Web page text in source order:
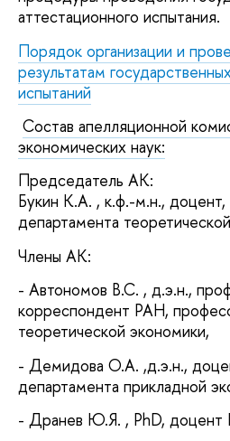
аттестационного испытания.
Порядок организации и
результатам
испытаний
Состав апелляционной
экономических наук:
Председатель АК:
Букин К.А. , к.ф.-м.н.,
департамента
Члены АК:
- Автономов В.С. , д.э.н.,
корреспондент РАН,
теоретической экономики,
- Демидова О.А. ,д.э.н.,
департамента прикладной
- Дранев Ю.Я. , PhD, доцент